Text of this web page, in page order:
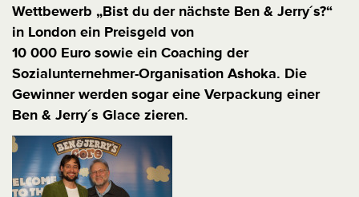
Wettbewerb „Bist du der nächste Ben & Jerry´s?“
in London ein Preisgeld von
10 000 Euro sowie ein Coaching der
Sozialunternehmer-Organisation Ashoka. Die
Gewinner werden sogar eine Verpackung einer
Ben & Jerry´s Glace zieren.